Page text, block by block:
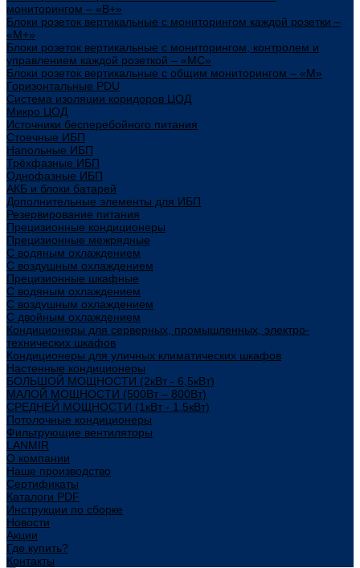
мониторингом – «В+»
Блоки розеток вертикальные с мониторингом каждой розетки –
«М+»
Блоки розеток вертикальные с мониторингом, контролем и
управлением каждой розеткой – «МС»
Блоки розеток вертикальные с общим мониторингом – «М»
Горизонтальные PDU
Система изоляции коридоров ЦОД
Микро ЦОД
Источники бесперебойного питания
Стоечные ИБП
Напольные ИБП
Трёхфазные ИБП
Однофазные ИБП
АКБ и блоки батарей
Дополнительные элементы для ИБП
Резервирование питания
Прецизионные кондиционеры
Прецизионные межрядные
С водяным охлаждением
С воздушным охлаждением
Прецизионные шкафные
С водяным охлаждением
С воздушным охлаждением
С двойным охлаждением
Кондиционеры для серверных, промышленных, электро-
технических шкафов
Кондиционеры для уличных климатических шкафов
Настенные кондиционеры
БОЛЬШОЙ МОЩНОСТИ (2кВт - 6,5кВт)
МАЛОЙ МОЩНОСТИ (500Вт – 800Вт)
СРЕДНЕЙ МОЩНОСТИ (1кВт - 1,5кВт)
Потолочные кондиционеры
Фильтрующие вентиляторы
LANMIR
О компании
Наше производство
Сертификаты
Каталоги PDF
Инструкции по сборке
Новости
Акции
Где купить?
Контакты